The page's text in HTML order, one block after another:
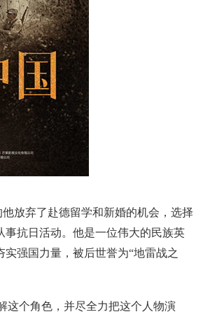
放弃了赴德留学和新婚的机会，选择
抗日活动。他是一位伟大的民族英
强国力量，被后世誉为“地雷战之
这个角色，并尽全力把这个人物演